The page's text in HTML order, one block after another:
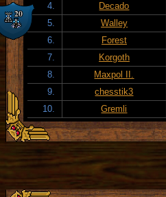
4.
Decado
5.
Walley
6.
Forest
7.
Korgoth
8.
Maxpol II.
9.
chesstik3
10.
Gremli